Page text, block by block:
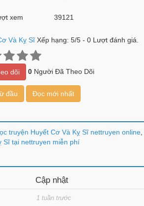
xem 39121
Và Kỵ Sĩ Xếp hạng: 5/5- 0Lượt đánh giá.
dõi 0Người Đã Theo Dõi
đầu Đọc mới nhất
truyện Huyết Cơ Và Kỵ Sĩ nettruyen online,
Sĩ tại nettruyen miễn phí
Cập nhật
1 tuần trước